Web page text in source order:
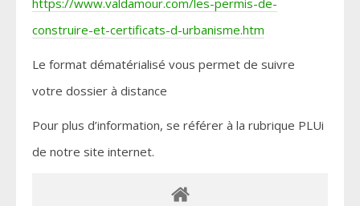
https://www.valdamour.com/les-permis-de-
construire-et-certificats-d-urbanisme.htm
Le format dématérialisé vous permet de suivre
votre dossier à distance
Pour plus d’information, se référer à la rubrique PLUi
de notre site internet.